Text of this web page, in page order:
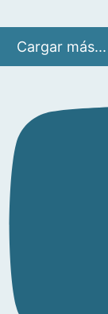
Cargar más...